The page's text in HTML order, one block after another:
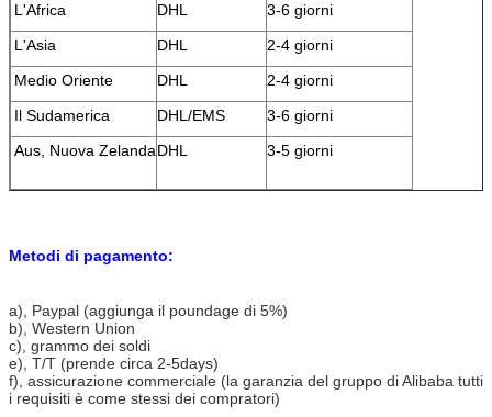
L'Africa
DHL
3-6 giorni
L'Asia
DHL
2-4 giorni
Medio Oriente
DHL
2-4 giorni
Il Sudamerica
DHL/EMS
3-6 giorni
Aus, Nuova ZelandaDHL 3-5 giorni
Metodi di pagamento:
a), Paypal (aggiunga il poundage di 5%)
b), Western Union
c), grammo dei soldi
e), T/T (prende circa 2-5days)
f), assicurazione commerciale (la garanzia del gruppo di Alibaba tutti
i requisiti è come stessi dei compratori)